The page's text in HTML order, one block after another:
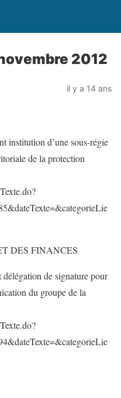
2012
il y a 14 ans
institution d’une sous-régie
de la protection
DES FINANCES
de signature pour
du groupe de la